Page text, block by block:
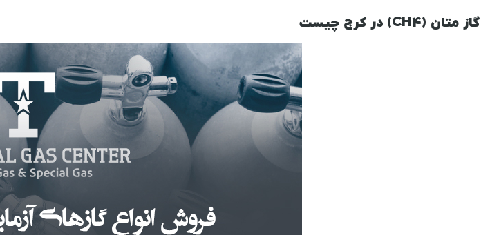
گاز متان ( CH۴) در کرج چیست